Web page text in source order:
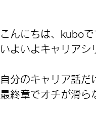
こんにちは、kuboで
いよいよキャリアシ
自分のキャリア話だ
最終章でオチが滑ら